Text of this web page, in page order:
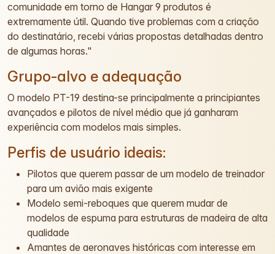
comunidade em torno de Hangar 9 produtos é
extremamente útil. Quando tive problemas com a criação
do destinatário, recebi várias propostas detalhadas dentro
de algumas horas."
Grupo-alvo e adequação
O modelo PT-19 destina-se principalmente a principiantes
avançados e pilotos de nível médio que já ganharam
experiência com modelos mais simples.
Perfis de usuário ideais:
Pilotos que querem passar de um modelo de treinador
para um avião mais exigente
Modelo semi-reboques que querem mudar de
modelos de espuma para estruturas de madeira de alta
qualidade
Amantes de aeronaves históricas com interesse em